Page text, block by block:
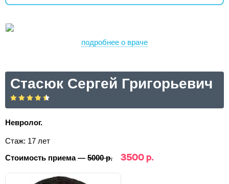
подробнее о враче
Стасюк Сергей Григорьевич
Невролог.
Стаж: 17 лет
Стоимость приема — 5000 р. 3500 р.